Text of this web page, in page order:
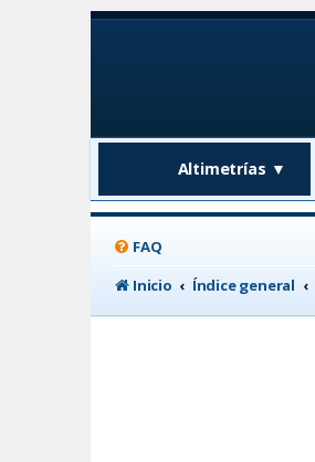
Altimetrías ▼
FAQ
Inicio
Índice general